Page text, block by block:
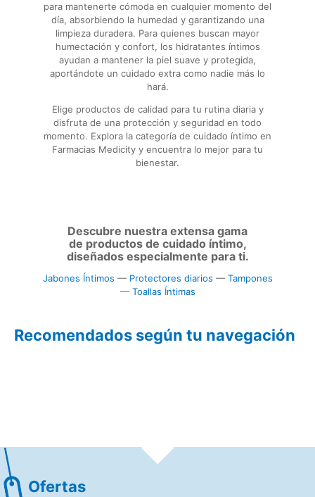
para mantenerte cómoda en cualquier momento del
día, absorbiendo la humedad y garantizando una
limpieza duradera. Para quienes buscan mayor
humectación y confort, los hidratantes íntimos
ayudan a mantener la piel suave y protegida,
aportándote un cuidado extra como nadie más lo
hará.
Elige productos de calidad para tu rutina diaria y
disfruta de una protección y seguridad en todo
momento. Explora la categoría de cuidado íntimo en
Farmacias Medicity y encuentra lo mejor para tu
bienestar.
Descubre nuestra extensa gama
de productos de cuidado íntimo,
diseñados especialmente para ti.
Jabones Íntimos — Protectores diarios — Tampones
— Toallas Íntimas
Recomendados según tu navegación
Ofertas